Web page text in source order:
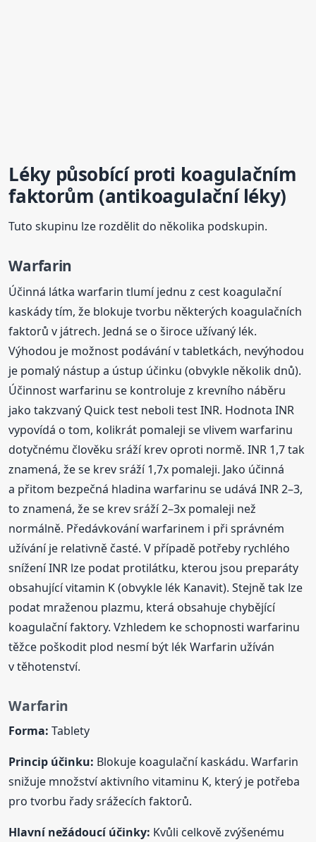
Léky působící proti koagulačním
faktorům (antikoagulační léky)
Tuto skupinu lze rozdělit do několika podskupin.
Warfarin
Účinná látka warfarin tlumí jednu z cest koagulační
kaskády tím, že blokuje tvorbu některých koagulačních
faktorů v játrech. Jedná se o široce užívaný lék.
Výhodou je možnost podávání v tabletkách, nevýhodou
je pomalý nástup a ústup účinku (obvykle několik dnů).
Účinnost warfarinu se kontroluje z krevního náběru
jako takzvaný Quick test neboli test INR. Hodnota INR
vypovídá o tom, kolikrát pomaleji se vlivem warfarinu
dotyčnému člověku sráží krev oproti normě. INR 1,7 tak
znamená, že se krev sráží 1,7x pomaleji. Jako účinná
a přitom bezpečná hladina warfarinu se udává INR 2–3,
to znamená, že se krev sráží 2–3x pomaleji než
normálně. Předávkování warfarinem i při správném
užívání je relativně časté. V případě potřeby rychlého
snížení INR lze podat protilátku, kterou jsou preparáty
obsahující vitamin K (obvykle lék Kanavit). Stejně tak lze
podat mraženou plazmu, která obsahuje chybějící
koagulační faktory. Vzhledem ke schopnosti warfarinu
těžce poškodit plod nesmí být lék Warfarin užíván
v těhotenství.
Warfarin
Forma: Tablety
Princip účinku: Blokuje koagulační kaskádu. Warfarin
snižuje množství aktivního vitaminu K, který je potřeba
pro tvorbu řady srážecích faktorů.
Hlavní nežádoucí účinky: Kvůli celkově zvýšenému